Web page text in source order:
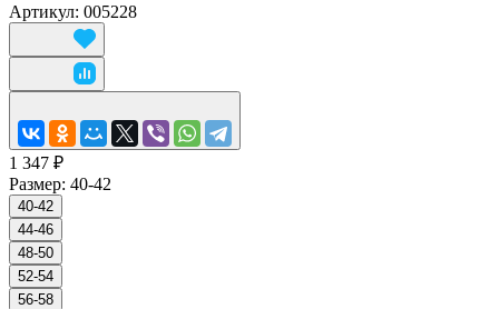
Артикул: 005228
1 347 ₽
Размер: 40-42
40-42
44-46
48-50
52-54
56-58